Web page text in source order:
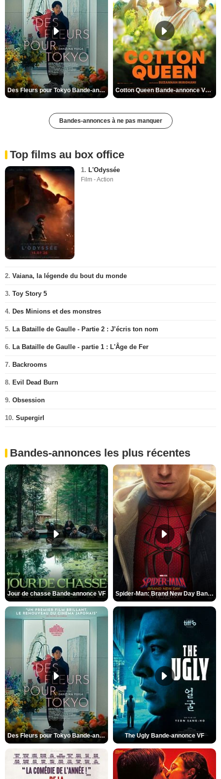
Des Fleurs pour Tokyo Bande-annonce VO STFR Cotton Queen Bande-annonce VO STFR
Bandes-annonces à ne pas manquer
Top films au box office
1. L'Odyssée
Film - Action
2. Vaiana, la légende du bout du monde
3. Toy Story 5
4. Des Minions et des monstres
5. La Bataille de Gaulle - Partie 2 : J’écris ton nom
6. La Bataille de Gaulle - partie 1 : L'Âge de Fer
7. Backrooms
8. Evil Dead Burn
9. Obsession
10. Supergirl
Bandes-annonces les plus récentes
Jour de chasse Bande-annonce VF Spider-Man: Brand New Day Bande-annonce (3) VO STFR
Des Fleurs pour Tokyo Bande-annonce VO STFR The Ugly Bande-annonce VF